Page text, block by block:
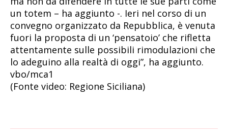
un totem – ha aggiunto -. Ieri nel corso di un
convegno organizzato da Repubblica, è venuta
fuori la proposta di un ‘pensatoio’ che rifletta
attentamente sulle possibili rimodulazioni che
lo adeguino alla realtà di oggi”, ha aggiunto.
vbo/mca1
(Fonte video: Regione Siciliana)